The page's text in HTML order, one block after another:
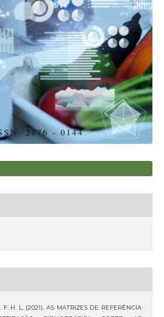
H. L. (2021). AS MATRIZES DE REFERÊNCIA